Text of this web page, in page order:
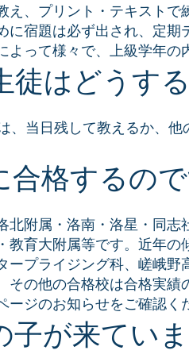
え、プリント・テキスト
に宿題は必ず出され、定
って様々で、上級学年の
徒はどうす
、当日残して教えるか、
合格するの
北附属・洛南・洛星・同
教育大附属等です。近年
ープライジング科、嵯峨
その他の合格校は合格実
ジのお知らせをご確認く
子が来てい